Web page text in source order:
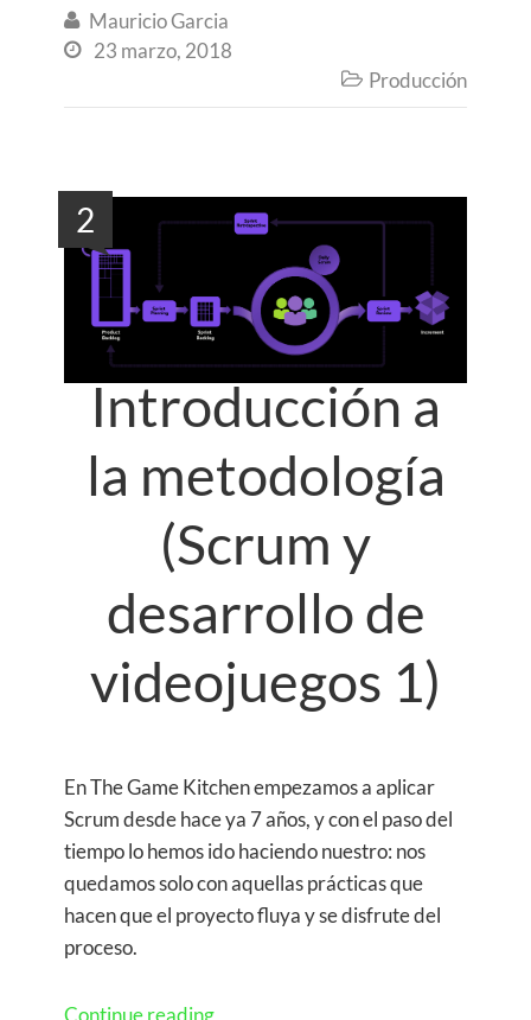
 Mauricio Garcia
 23 marzo, 2018
 Producción
2
Introducción a
la metodología
(Scrum y
desarrollo de
videojuegos 1)
En The Game Kitchen empezamos a aplicar
Scrum desde hace ya 7 años, y con el paso del
tiempo lo hemos ido haciendo nuestro: nos
quedamos solo con aquellas prácticas que
hacen que el proyecto fluya y se disfrute del
proceso.
Continue reading